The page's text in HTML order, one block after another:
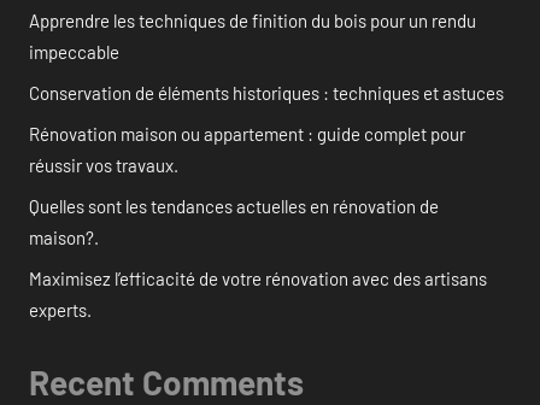
Apprendre les techniques de finition du bois pour un rendu
impeccable
Conservation de éléments historiques : techniques et astuces
Rénovation maison ou appartement : guide complet pour
réussir vos travaux.
Quelles sont les tendances actuelles en rénovation de
maison?.
Maximisez l’efficacité de votre rénovation avec des artisans
experts.
Recent Comments